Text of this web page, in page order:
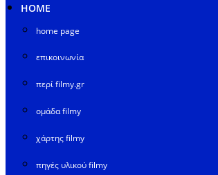
HOME
home page
επικοινωνία
περί filmy.gr
ομάδα filmy
χάρτης filmy
πηγές υλικού filmy